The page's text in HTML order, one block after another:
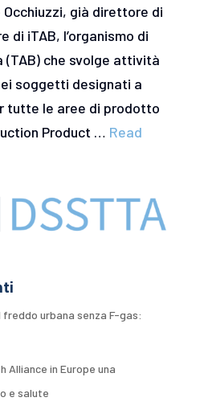
già direttore di
di iTAB, l’organismo di
che svolge attività
soggetti designati a
tutte le aree di prodotto
Product … Read
freddo urbana senza F-gas:
Alliance in Europe una
e salute